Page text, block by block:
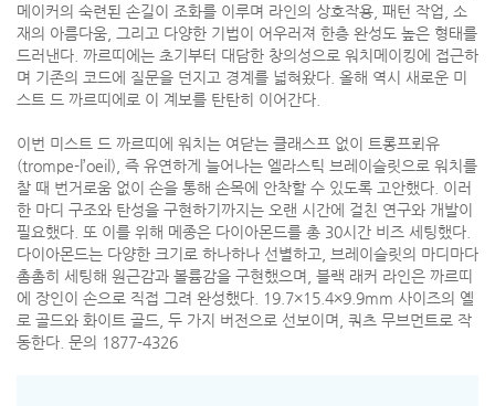
메이커의 숙련된 손길이 조화를 이루며 라인의 상호작용, 패턴 작업, 소
재의 아름다움, 그리고 다양한 기법이 어우러져 한층 완성도 높은 형태를
드러낸다. 까르띠에는 초기부터 대담한 창의성으로 워치메이킹에 접근하
며 기존의 코드에 질문을 던지고 경계를 넓혀왔다. 올해 역시 새로운 미
스트 드 까르띠에로 이 계보를 탄탄히 이어간다.
이번 미스트 드 까르띠에 워치는 여닫는 클래스프 없이 트롱프뢰유
(trompe-l’oeil), 즉 유연하게 늘어나는 엘라스틱 브레이슬릿으로 워치를
찰 때 번거로움 없이 손을 통해 손목에 안착할 수 있도록 고안했다. 이러
한 마디 구조와 탄성을 구현하기까지는 오랜 시간에 걸친 연구와 개발이
필요했다. 또 이를 위해 메종은 다이아몬드를 총 30시간 비즈 세팅했다.
다이아몬드는 다양한 크기로 하나하나 선별하고, 브레이슬릿의 마디마다
촘촘히 세팅해 원근감과 볼륨감을 구현했으며, 블랙 래커 라인은 까르띠
에 장인이 손으로 직접 그려 완성했다. 19.7×15.4×9.9mm 사이즈의 옐
로 골드와 화이트 골드, 두 가지 버전으로 선보이며, 쿼츠 무브먼트로 작
동한다. 문의 1877-4326